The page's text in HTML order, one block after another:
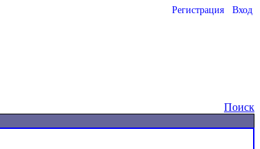
Регистрация Вход
Поиск